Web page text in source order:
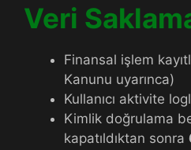
Veri
Finansal işlem
Kanunu uyarınca)
Kullanıcı aktivite
Kimlik doğrulama
kapatıldıktan sonra